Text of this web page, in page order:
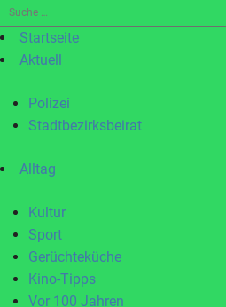
Suche
nach:Startseite
Aktuell
Polizei
Stadtbezirksbeirat
Alltag
Kultur
Sport
Gerüchteküche
Kino-Tipps
Vor 100 Jahren